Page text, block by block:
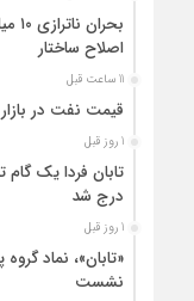
اصلاح ساختار
11 ساعت قبل
قیمت نفت در
1 روز قبل
تابان فردا یک گام
درج شد
1 روز قبل
«تابان»، نماد
نشست